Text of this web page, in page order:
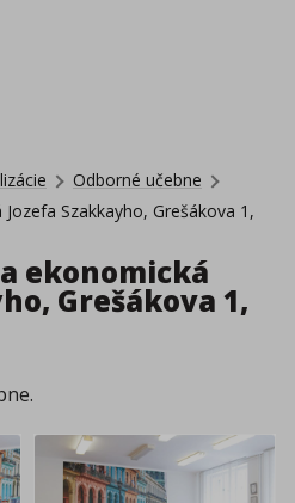
Odborné učebne
Szakkayho, Grešákova 1,
ekonomická
Grešákova 1,